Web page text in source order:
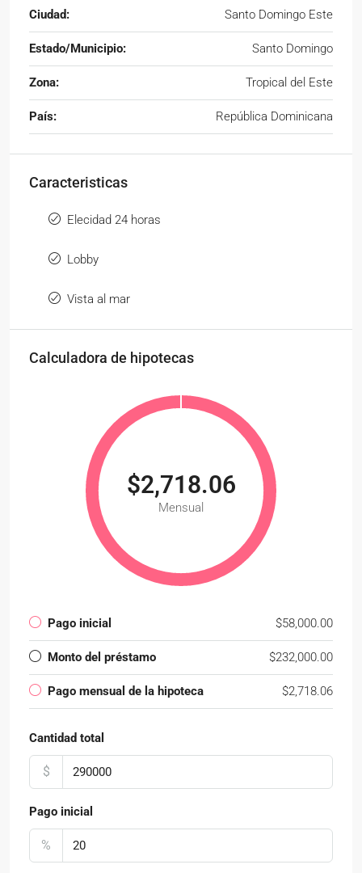
Ciudad: Santo Domingo Este
Estado/Municipio: Santo Domingo
Zona: Tropical del Este
País: República Dominicana
Caracteristicas
Elecidad 24 horas
Lobby
Vista al mar
Calculadora de hipotecas
$2,718.06
Mensual
Pago inicial $58,000.00
Monto del préstamo $232,000.00
Pago mensual de la hipoteca $2,718.06
Cantidad total
$
Pago inicial
%